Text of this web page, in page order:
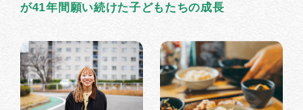
が41年間願い続けた子どもたちの成長